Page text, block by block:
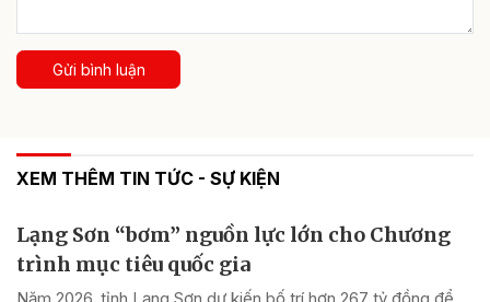
Gửi bình luận
XEM THÊM TIN TỨC - SỰ KIỆN
Lạng Sơn “bơm” nguồn lực lớn cho Chương
trình mục tiêu quốc gia